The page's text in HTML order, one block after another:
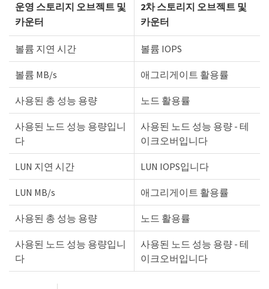
운영 스토리지 오브젝트 및
카운터
2차 스토리지 오브젝트 및
카운터
볼륨 지연 시간 볼륨 IOPS
볼륨 MB/s 애그리게이트 활용률
사용된 총 성능 용량 노드 활용률
사용된 노드 성능 용량입니
다
사용된 노드 성능 용량 - 테
이크오버입니다
LUN 지연 시간 LUN IOPS입니다
LUN MB/s 애그리게이트 활용률
사용된 총 성능 용량 노드 활용률
사용된 노드 성능 용량입니
다
사용된 노드 성능 용량 - 테
이크오버입니다